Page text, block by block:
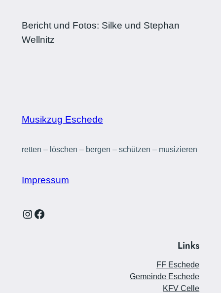
Bericht und Fotos: Silke und Stephan
Wellnitz
Musikzug Eschede
retten – löschen – bergen – schützen – musizieren
Impressum
Instagram Facebook
Links
FF Eschede
Gemeinde Eschede
KFV Celle